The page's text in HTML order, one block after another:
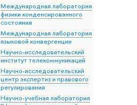
Международная лаборатория
физики конденсированного
состояния
Международная лаборатория
языковой конвергенции
Научно-исследовательский
институт телекоммуникаций
Научно-исследовательский
центр экспертиз и правового
регулирования
Научно-учебная лаборатория